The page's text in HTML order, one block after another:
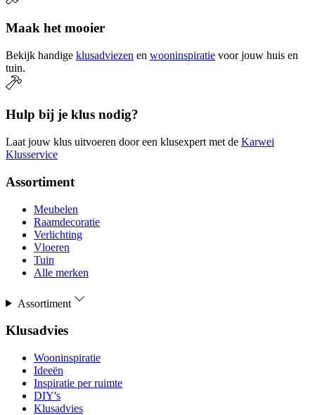
Maak het mooier
Bekijk handige klusadviezen en wooninspiratie voor jouw huis en
tuin.
Hulp bij je klus nodig?
Laat jouw klus uitvoeren door een klusexpert met de Karwei
Klusservice
Assortiment
Meubelen
Raamdecoratie
Verlichting
Vloeren
Tuin
Alle merken
Assortiment
Klusadvies
Wooninspiratie
Ideeën
Inspiratie per ruimte
DIY's
Klusadvies